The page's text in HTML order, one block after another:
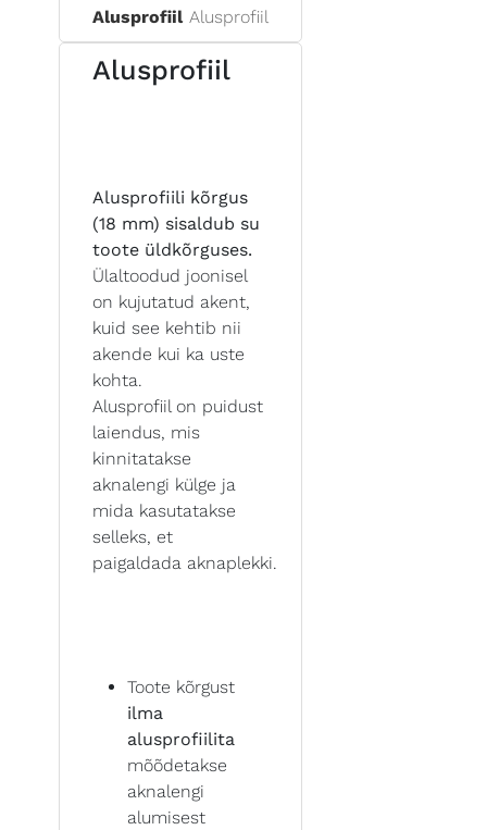
Alusprofiil Alusprofiil
Alusprofiil
Alusprofiili kõrgus
(18 mm) sisaldub su
toote üldkõrguses.
Ülaltoodud joonisel
on kujutatud akent,
kuid see kehtib nii
akende kui ka uste
kohta.
Alusprofiil on puidust
laiendus, mis
kinnitatakse
aknalengi külge ja
mida kasutatakse
selleks, et
paigaldada aknaplekki.
Toote kõrgust
ilma
alusprofiilita
mõõdetakse
aknalengi
alumisest